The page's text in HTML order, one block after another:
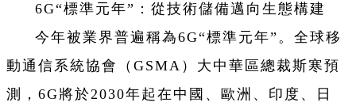
6G“標準元年”：從技術儲備邁向生態構建
今年被業界普遍稱為6G“標準元年”。全球移
動通信系統協會（GSMA）大中華區總裁斯寒預
測，6G將於2030年起在中國、歐洲、印度、日